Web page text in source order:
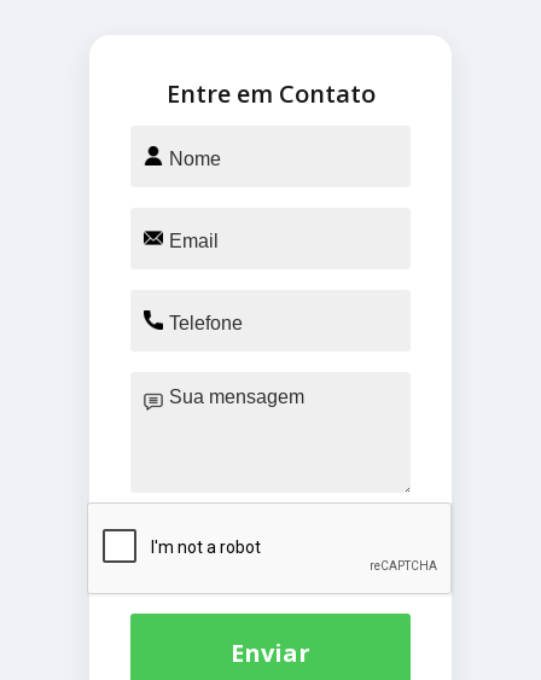
Entre em Contato
Enviar